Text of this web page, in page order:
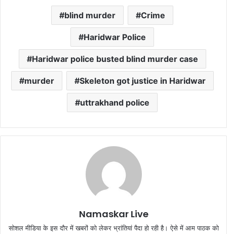
blind murder Crime
Haridwar Police
Haridwar police busted blind murder case
murder Skeleton got justice in Haridwar
uttrakhand police
Namaskar Live
सोशल मीडिया के इस दौर में खबरों को लेकर भ्रांतियां पैदा हो रही है। ऐसे में आम पाठक को